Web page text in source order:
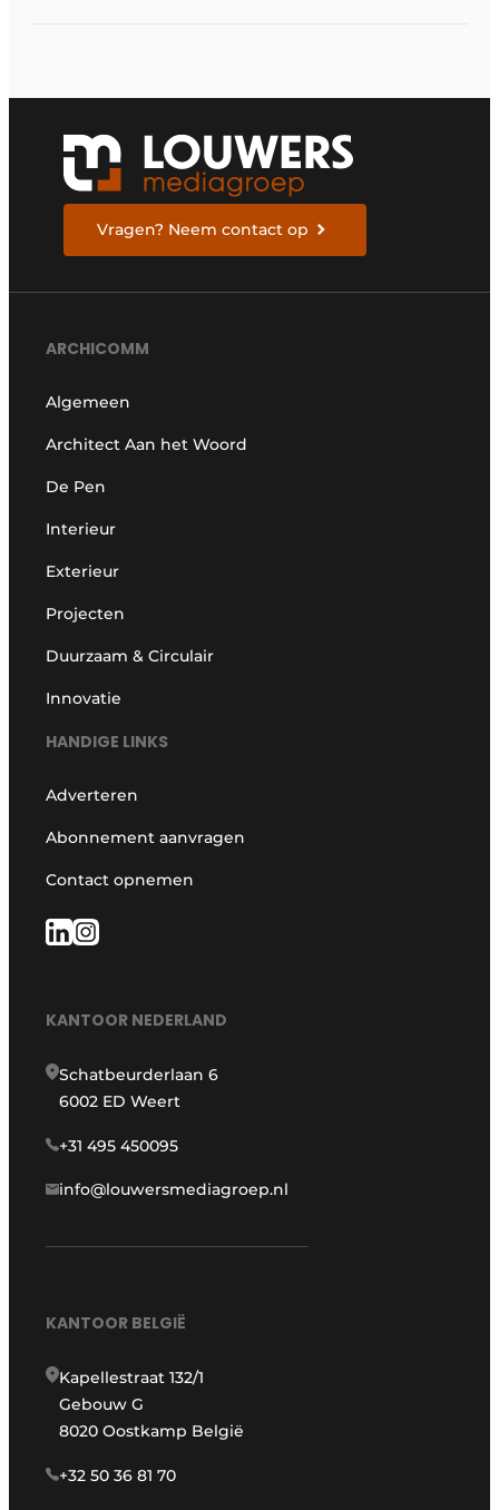
Vragen? Neem contact op
ARCHICOMM
Algemeen
Architect Aan het Woord
De Pen
Interieur
Exterieur
Projecten
Duurzaam & Circulair
Innovatie
HANDIGE LINKS
Adverteren
Abonnement aanvragen
Contact opnemen
KANTOOR NEDERLAND
Schatbeurderlaan 6
6002 ED Weert
+31 495 450095
info@louwersmediagroep.nl
KANTOOR BELGIË
Kapellestraat 132/1
Gebouw G
8020 Oostkamp België
+32 50 36 81 70